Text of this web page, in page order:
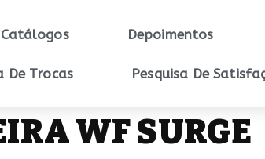
Catálogos Depoimentos
De Trocas Pesquisa De
WF SURGE